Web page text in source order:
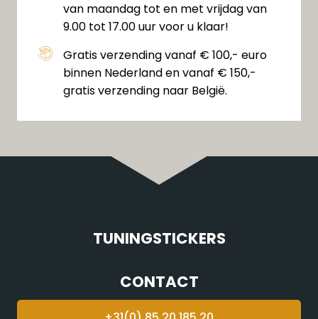
van maandag tot en met vrijdag van
9.00 tot 17.00 uur voor u klaar!
Gratis verzending vanaf € 100,- euro
binnen Nederland en vanaf € 150,-
gratis verzending naar België.
TUNINGSTICKERS
CONTACT